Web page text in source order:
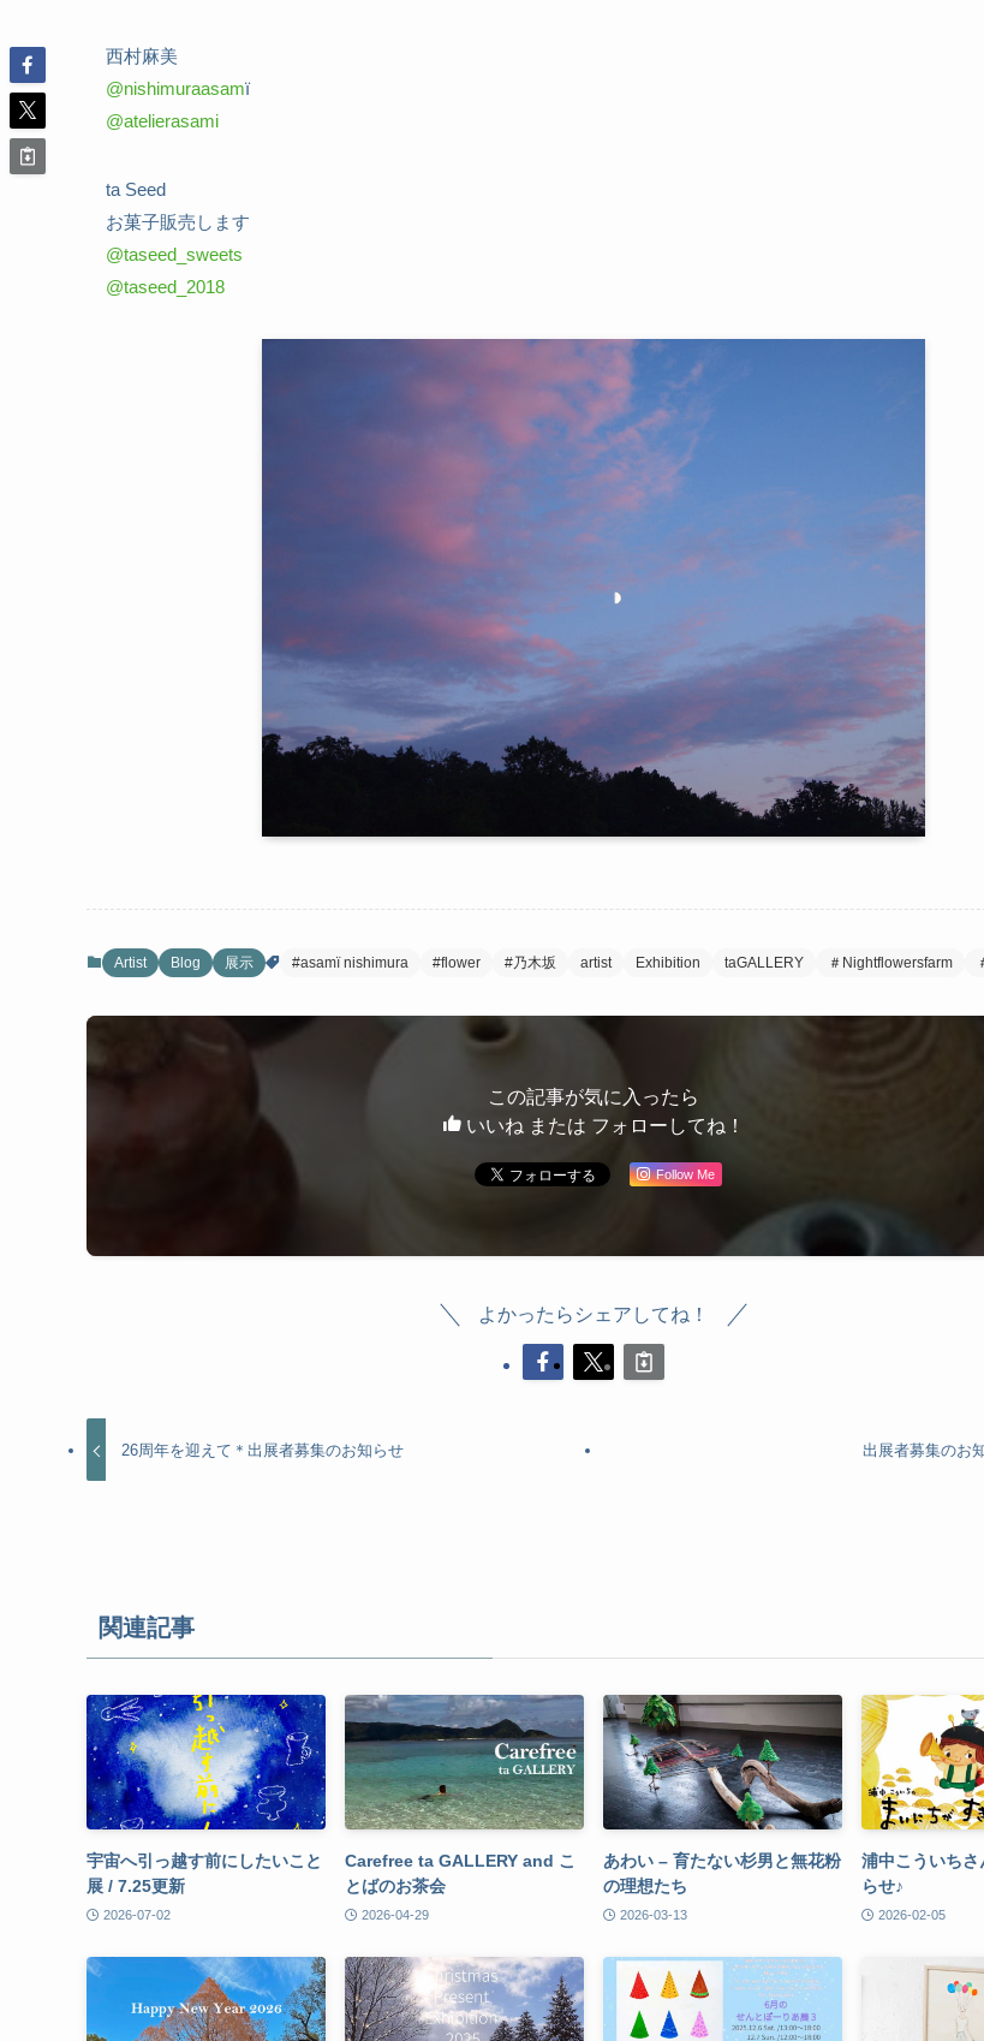
西村麻美
@nishimuraasamï
@atelierasami
ta Seed
お菓子販売します
@taseed_sweets
@taseed_2018
Artist Blog 展示 #asamï nishimura #flower #乃木坂 artist Exhibition taGALLERY ＃Nightflowersfarm
この記事が気に入ったら
いいね または フォローしてね！
Follow Me
よかったらシェアしてね！
26周年を迎えて＊出展者募集のお知らせ 出展者募集のお
関連記事
宇宙へ引っ越す前にしたいこと
展 / 7.25更新
2026-07-02
Carefree ta GALLERY and こ
とばのお茶会
2026-04-29
あわい – 育たない杉男と無花粉
の理想たち
2026-03-13
浦中こういち
らせ♪
2026-02-05